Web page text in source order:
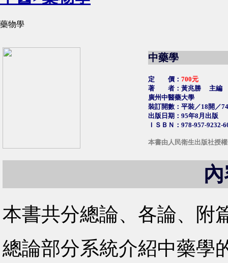
藥物學
中藥學
定 價： 700元
著 者：黃兆勝 主編
廣州中醫藥大學
裝訂開數：平裝／18開／
出版日期：95年8月出版
ＩＳＢＮ：978-957-9232-
本書由人民衛生出版社授
本書共分總論、各論、附
總論部分系統介紹中藥學